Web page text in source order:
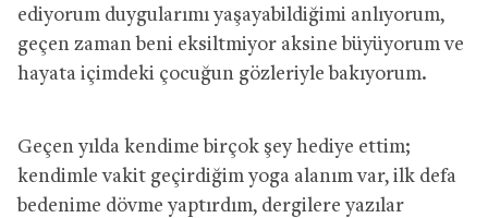
ediyorum duygularımı yaşayabildiğimi anlıyorum,
geçen zaman beni eksiltmiyor aksine büyüyorum ve
hayata içimdeki çocuğun gözleriyle bakıyorum.
Geçen yılda kendime birçok şey hediye ettim;
kendimle vakit geçirdiğim yoga alanım var, ilk defa
bedenime dövme yaptırdım, dergilere yazılar